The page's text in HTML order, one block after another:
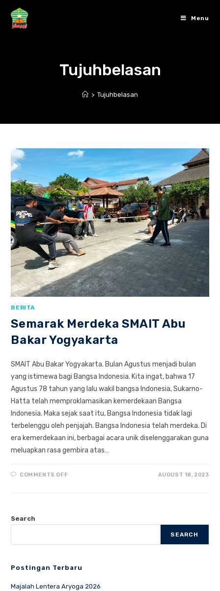
content
Menu
Tujuhbelasan
> Tujuhbelasan
BERITA
Semarak Merdeka SMAIT Abu
Bakar Yogyakarta
SMAIT Abu Bakar Yogyakarta. Bulan Agustus menjadi bulan
yang istimewa bagi Bangsa Indonesia. Kita ingat, bahwa 17
Agustus 78 tahun yang lalu wakil bangsa Indonesia, Sukarno-
Hatta telah memproklamasikan kemerdekaan Bangsa
Indonesia. Maka sejak saat itu, Bangsa Indonesia tidak lagi
terbelenggu oleh penjajah. Bangsa Indonesia telah merdeka. Di
era kemerdekaan ini, berbagai acara unik diselenggarakan guna
meluapkan rasa gembira atas…
COMMENTS OFFON AUGUST 18, 2023
Search
SEARCH
Postingan Terbaru
Majalah Lentera Aryoga 2026